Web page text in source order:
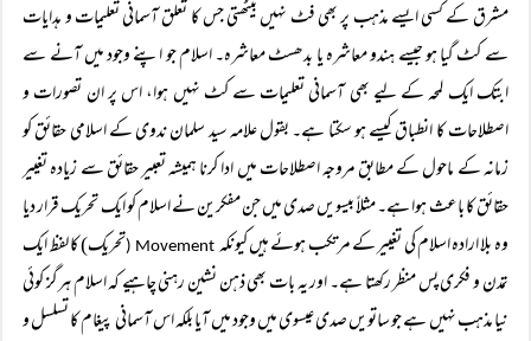
مشرق کے کسی ایسے مذہب پر بھی فٹ نہیں بیٹھتی جس کا تعلق آسمانی تعلیمات و ہدایات
سے کٹ گیا ہو جیسے ہندو معاشرہ یا بدھسٹ معاشرہ۔ اسلام جو اپنے وجود میں آنے سے
ابتک ایک لمحہ کے لیے بھی آسمانی تعلیمات سے کٹ نہیں ہوا، اس پر ان تصورات و
اصطلاحات کا انطباق کیسے ہو سکتا ہے۔ بقول علامہ سید سلمان ندوی کے اسلامی حقائق کو
زمانہ کے ماحول کے مطابق مروجہ اصطلاحات میں ادا کرنا ہمیشہ تعبیر حقائق سے زیادہ تغییر
حقائق کا باعث ہوا ہے۔ مثلاً بیسویں صدی میں جن مفکرین نے اسلام کو ایک تحریک قرار دیا
وہ بلا ارادہ اسلام کی تغییر کے مرتکب ہوئے ہیں کیونکہ
تحریک) کا لفظ ایک
تمدن و فکری پس منظر رکھتا ہے۔ اور یہ بات بھی ذہن نشین رہنی چاہیے کہ اسلام ہرگز کوئی
نیا مذہب نہیں ہے جو ساتویں صدی عیسوی میں وجود میں آیا بلکہ اس آسمانی پیغام کا تسلسل و